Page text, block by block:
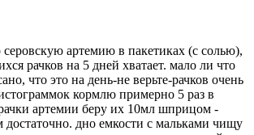
серовскую артемию в пакетиках (с солью),
рачков на 5 дней хватает. мало ли что
что это на день-не верьте-рачков очень
кормлю примерно 5 раз в
артемии беру их 10мл шприцом -
достаточно. дно емкости с мальками чищу